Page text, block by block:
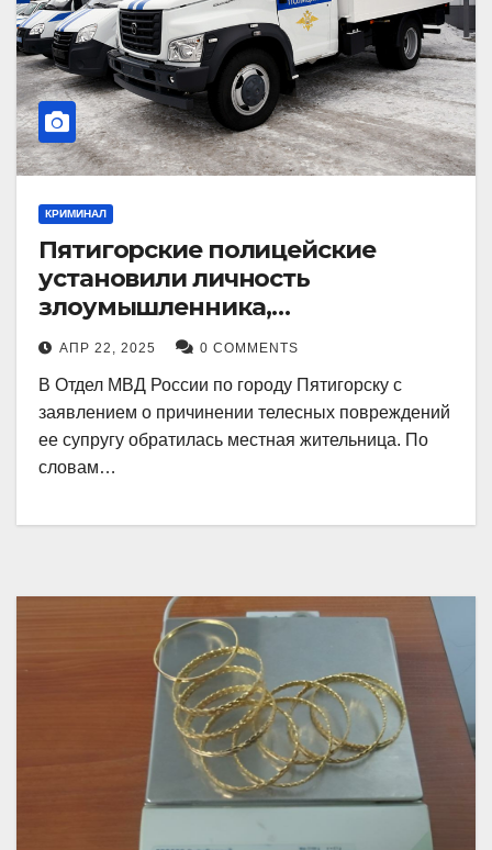
КРИМИНАЛ
Пятигорские полицейские
установили личность
злоумышленника,
причинившего телесные
повреждения местному жителю
АПР 22, 2025 0 COMMENTS
В Отдел МВД России по городу Пятигорску с
заявлением о причинении телесных повреждений
ее супругу обратилась местная жительница. По
словам…